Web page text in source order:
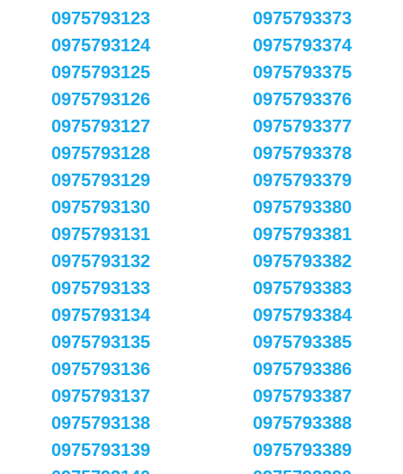
0975793123
0975793124
0975793125
0975793126
0975793127
0975793128
0975793129
0975793130
0975793131
0975793132
0975793133
0975793134
0975793135
0975793136
0975793137
0975793138
0975793139
0975793373
0975793374
0975793375
0975793376
0975793377
0975793378
0975793379
0975793380
0975793381
0975793382
0975793383
0975793384
0975793385
0975793386
0975793387
0975793388
0975793389